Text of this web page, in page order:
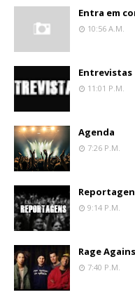
Entra em
10:56 A.m.
Entrevistas
11:01 P.m.
Agenda
7:26 P.m.
9:14 P.m.
Rage
7:40 P.m.